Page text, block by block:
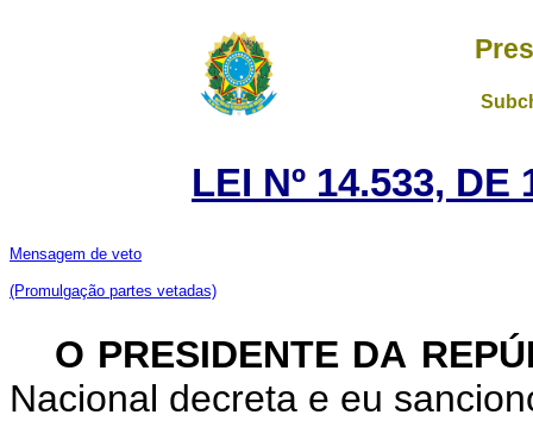
LEI Nº 14.533, DE
Mensagem de veto
(Promulgação partes vetadas)
O PRESIDENTE DA
Nacional decreta e eu